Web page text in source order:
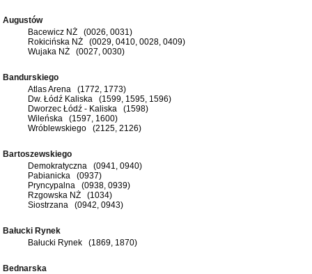
Augustów
Bacewicz NŻ (0026, 0031)
Rokicińska NŻ (0029, 0410, 0028, 0409)
Wujaka NŻ (0027, 0030)
Bandurskiego
Atlas Arena (1772, 1773)
Dw. Łódź Kaliska (1599, 1595, 1596)
Dworzec Łódź - Kaliska (1598)
Wileńska (1597, 1600)
Wróblewskiego (2125, 2126)
Bartoszewskiego
Demokratyczna (0941, 0940)
Pabianicka (0937)
Pryncypalna (0938, 0939)
Rzgowska NŻ (1034)
Siostrzana (0942, 0943)
Bałucki Rynek
Bałucki Rynek (1869, 1870)
Bednarska